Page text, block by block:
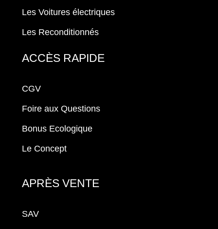
Les Voitures électriques
Les Reconditionnés
ACCÈS RAPIDE
CGV
Foire aux Questions
Bonus Ecologique
Le Concept
APRÈS VENTE
SAV